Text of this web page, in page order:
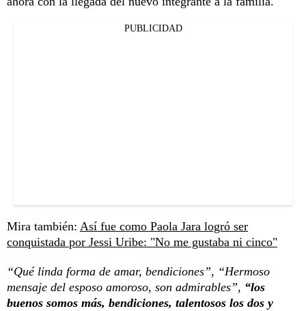
PUBLICIDAD
Mira también: Así fue como Paola Jara logró ser
conquistada por Jessi Uribe: "No me gustaba ni cinco"
“Qué linda forma de amar, bendiciones”, “Hermoso
mensaje del esposo amoroso, son admirables”, “los
buenos somos más, bendiciones, talentosos los dos y